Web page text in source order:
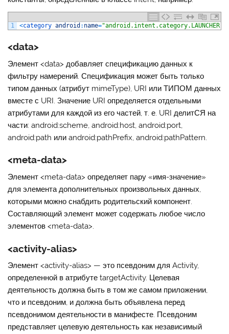
1 <category android : name="android.intent.category.LAUNCHER"
<data>
Элемент<data> добавляет спецификацию данных к
фильтру намерений. Спецификация может быть только
типом данных (атрибут mimeType), URI или ТИПОМ данных
вместе с URI. Значение URI определяется отдельными
атрибутами для каждой из его частей, т. е. URI делитСЯ на
части: android:scheme, android:host, android:port,
android:path или android:pathPrefix, android:pathPattern.
<meta-data>
Элемент<meta-data> определяет пару «имя-значение»
для элемента дополнительных произвольных данных,
которыми можно снабдить родительский компонент.
Составляющий элемент может содержать любое число
элементов <meta-data>.
<activity-alias>
Элемент<activity-alias> — это псевдоним для Activity,
определенной в атрибутеtargetActivity. Целевая
деятельность должна быть в том же самом приложении,
что и псевдоним, и должна быть объявлена перед
псевдонимом деятельности в манифесте. Псевдоним
представляет целевую деятельность как независимый